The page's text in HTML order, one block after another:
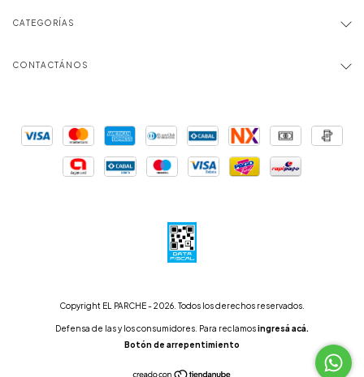
CATEGORÍAS
CONTACTÁNOS
Copyright EL PARCHE - 2026. Todos los derechos reservados.
Defensa de las y los consumidores. Para reclamosingresá acá.
Botón de arrepentimiento